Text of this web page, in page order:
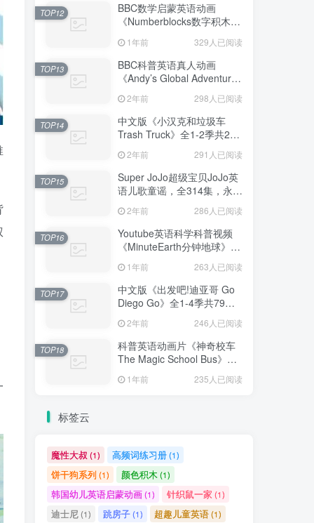
BBC数学启蒙英语动画
《Numberblocks数字积木》
167集，1080P高清视频带英
文字幕，百度网盘下载！
1年前 329人已阅读
TOP12
BBC科普英语真人动画
《Andy’s Global Adventures
集，1080P高清视频带英文
字幕，百度网盘下载
2年前 298人已阅读
TOP13
中文版《小汉克和垃圾车
Trash Truck》全1-2季共28
网盘下载！
2年前 291人已阅读
TOP14
Super JoJo超级宝贝JoJo英
语儿歌童谣，全314集，永久
带英文字幕，百度网盘下载
2年前 286人已阅读
TOP15
Youtube英语科学科普视频
《MinuteEarth分钟地球》每
366集，1080P高清视频带英
文字幕，百度网盘下载！
1年前 263人已阅读
TOP16
中文版《出发吧!迪亚哥 Go
Diego Go》全1-4季共79
载！2年前 246人已阅读
TOP17
科普英语动画片《神奇校车
The Magic School Bus》全
音频+PDF绘本，百度网盘下
1年前 235人已阅读
TOP18
标签云
魔性大叔 (1) 高频词练习册(1)
饼干狗系列(1) 颜色积木(1)
韩国幼儿英语启蒙动画(1) 针织鼠一家 (1)
迪士尼(1) 跳房子(1) 超趣儿童英语(1)